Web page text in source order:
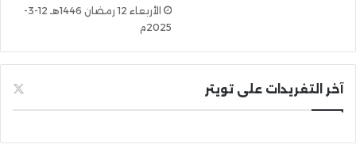
الأربعاء 12 رمضان 1446هـ 12-3-
2025م
آخر التغريدات على تويتر